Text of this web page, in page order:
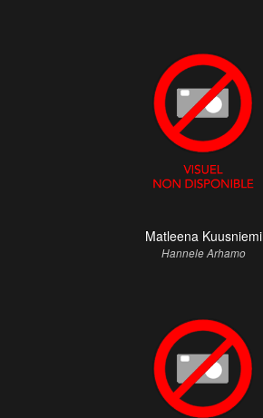
Matleena Kuusniemi
Hannele Arhamo